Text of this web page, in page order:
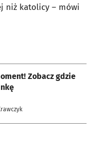
niż katolicy – mówi
Zobacz gdzie